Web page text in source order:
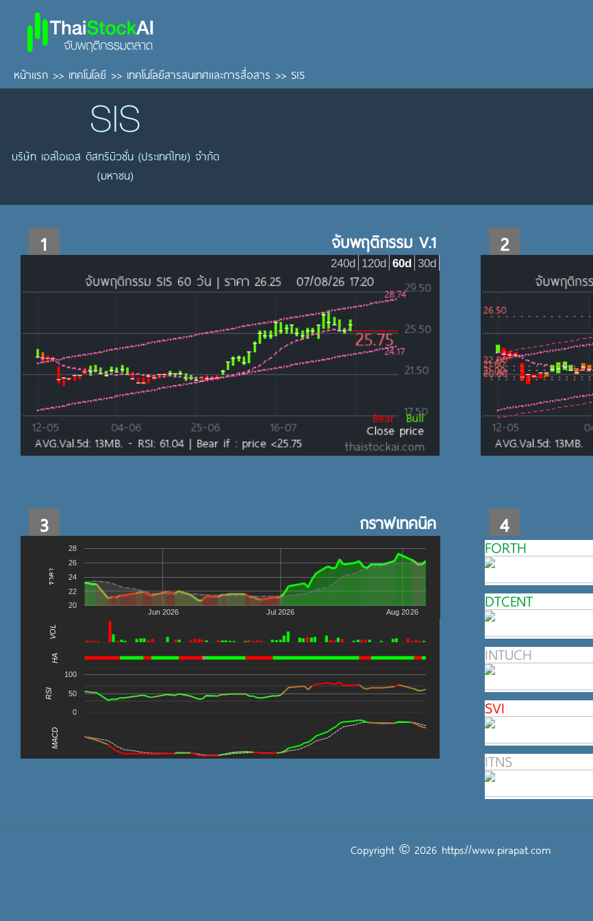
หน้าแรก >> เทคโนโลยี >> เทคโนโลยีสารสนเทศและการสื่อสาร >> SIS
SIS
บริษัท เอสไอเอส ดิสทริบิวชั่น (ประเทศไทย) จำกัด
(มหาชน)
1 จับพฤติกรรม V.1
30d
60d
120d
240d
2
3 กราฟเทคนิค
Jun 2026 Jul 2026 Aug 2026
20
22
24
26
28
ราคา
VOL
HA
0
50
100
RSI
MACD
4
FORTH
DTCENT
INTUCH
SVI
ITNS
Copyright © 2026 https://www.pirapat.com